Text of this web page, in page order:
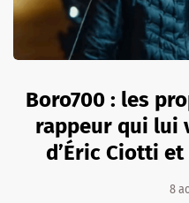
Boro700 : les
rappeur qui lui
d’Éric Ciotti
8